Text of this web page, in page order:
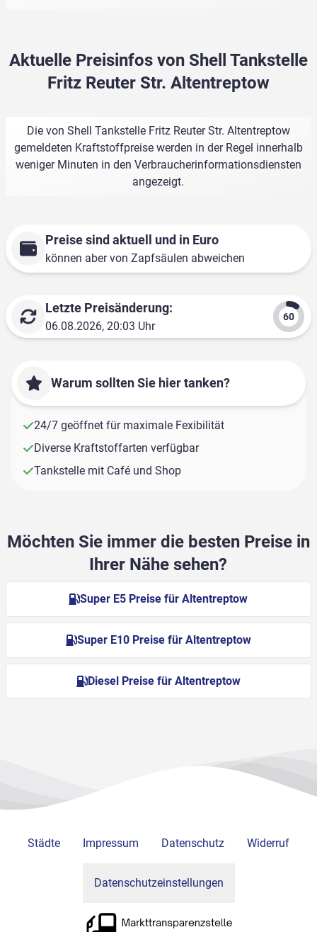
Aktuelle Preisinfos von Shell Tankstelle
Fritz Reuter Str. Altentreptow
Die von Shell Tankstelle Fritz Reuter Str. Altentreptow
gemeldeten Kraftstoffpreise werden in der Regel innerhalb
weniger Minuten in den Verbraucherinformationsdiensten
angezeigt.
Preise sind aktuell und in Euro
können aber von Zapfsäulen abweichen
Letzte Preisänderung:
06.08.2026, 20:03 Uhr
Warum sollten Sie hier tanken?
24/7 geöffnet für maximale Fexibilität
Diverse Kraftstoffarten verfügbar
Tankstelle mit Café und Shop
Möchten Sie immer die besten Preise in
Ihrer Nähe sehen?
Super E5 Preise für Altentreptow
Super E10 Preise für Altentreptow
Diesel Preise für Altentreptow
Städte Impressum Datenschutz Widerruf
Datenschutzeinstellungen